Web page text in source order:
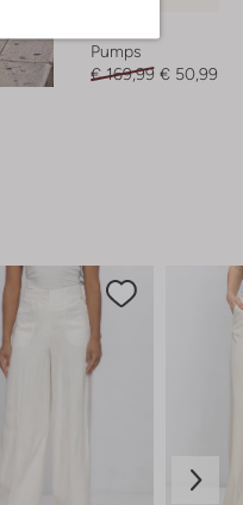
Pumps
€ 169,99 € 50,99